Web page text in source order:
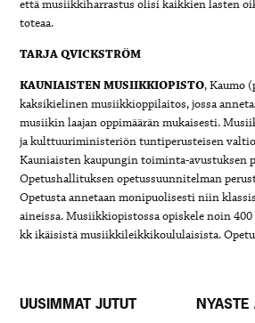
että musiikkiharrastus olisi kaikkien lasten
toteaa.
TARJA QVICKSTRÖM
KAUNIAISTEN MUSIIKKIOPISTO, Kaumo
kaksikielinen musiikkioppilaitos, jossa
musiikin laajan oppimäärän mukaisesti.
ja kulttuuriministeriön tuntiperusteisen
Kauniaisten kaupungin toiminta-avustuksen
Opetushallituksen opetussuunnitelman
Opetusta annetaan monipuolisesti niin
aineissa. Musiikkiopistossa opiskele noin
kk ikäisistä musiikkileikkikoululaisista.
UUSIMMAT JUTUT NYASTE